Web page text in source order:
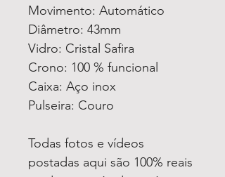
Movimento: Automático
Diâmetro: 43mm
Vidro: Cristal Safira
Crono: 100 % funcional
Caixa: Aço inox
Pulseira: Couro
Todas fotos e vídeos
postadas aqui são 100% reais